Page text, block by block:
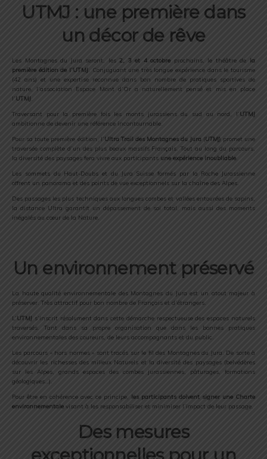
UTMJ : une première dans
un décor de rêve
Les Montagnes du Jura seront, les2, 3 et 4 octobre prochains, le théâtre de la
première édition de l’UTMJ . Conjuguant une très longue expérience dans le tourisme
(42 ans) et une expertise reconnue dans bon nombre de pratiques sportives de
nature, l’association Espace Mont d’Or a naturellement pensé et mis en place
l’UTMJ.
Traversant pour la première fois les monts jurassiens du sud au nord, l’UTMJ
ambitionne de devenir une référence incontournable.
Pour sa toute première édition, l’Ultra Trail des Montagnes du Jura (UTMJ) promet une
traversée complète d’un des plus beaux massifs Français. Tout au long du parcours,
la diversité des paysages fera vivre aux participants une expérience inoubliable.
Les sommets du Haut-Doubs et du Jura Suisse formés par la Roche Jurassienne
offrent un panorama et des points de vue exceptionnels sur la chaîne des Alpes.
Des passages les plus techniques aux longues combes et vallées entourées de sapins,
la distance Ultra garantit un dépassement de soi total, mais aussi des moments
inégalés au cœur de la Nature.
Un environnement préservé
La haute qualité environnementale des Montagnes du Jura est un atout majeur à
préserver. Très attractif pour bon nombre de Français et d’étrangers.
L’UTMJ s’inscrit résolument dans cette démarche respectueuse des espaces naturels
traversés. Tant dans sa propre organisation que dans les bonnes pratiques
environnementales des coureurs, de leurs accompagnants et du public.
Les parcours « hors normes » sont tracés sur le fil des Montagnes du Jura. De sorte à
découvrir les richesses des milieux Naturels et la diversité des paysages (belvédères
sur les Alpes, grands espaces des combes jurassiennes, pâturages, formations
géologiques…).
Pour être en cohérence avec ce principe, les participants doivent signer une Charte
environnementale visant à les responsabiliser et minimiser l’impact de leur passage.
Des mesures